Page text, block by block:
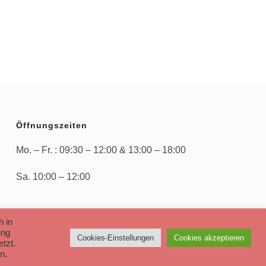
Öffnungszeiten
Mo. – Fr. : 09:30 – 12:00 & 13:00 – 18:00
Sa. 10:00 – 12:00
in
Cookies-Einstellungen Cookies akzeptieren